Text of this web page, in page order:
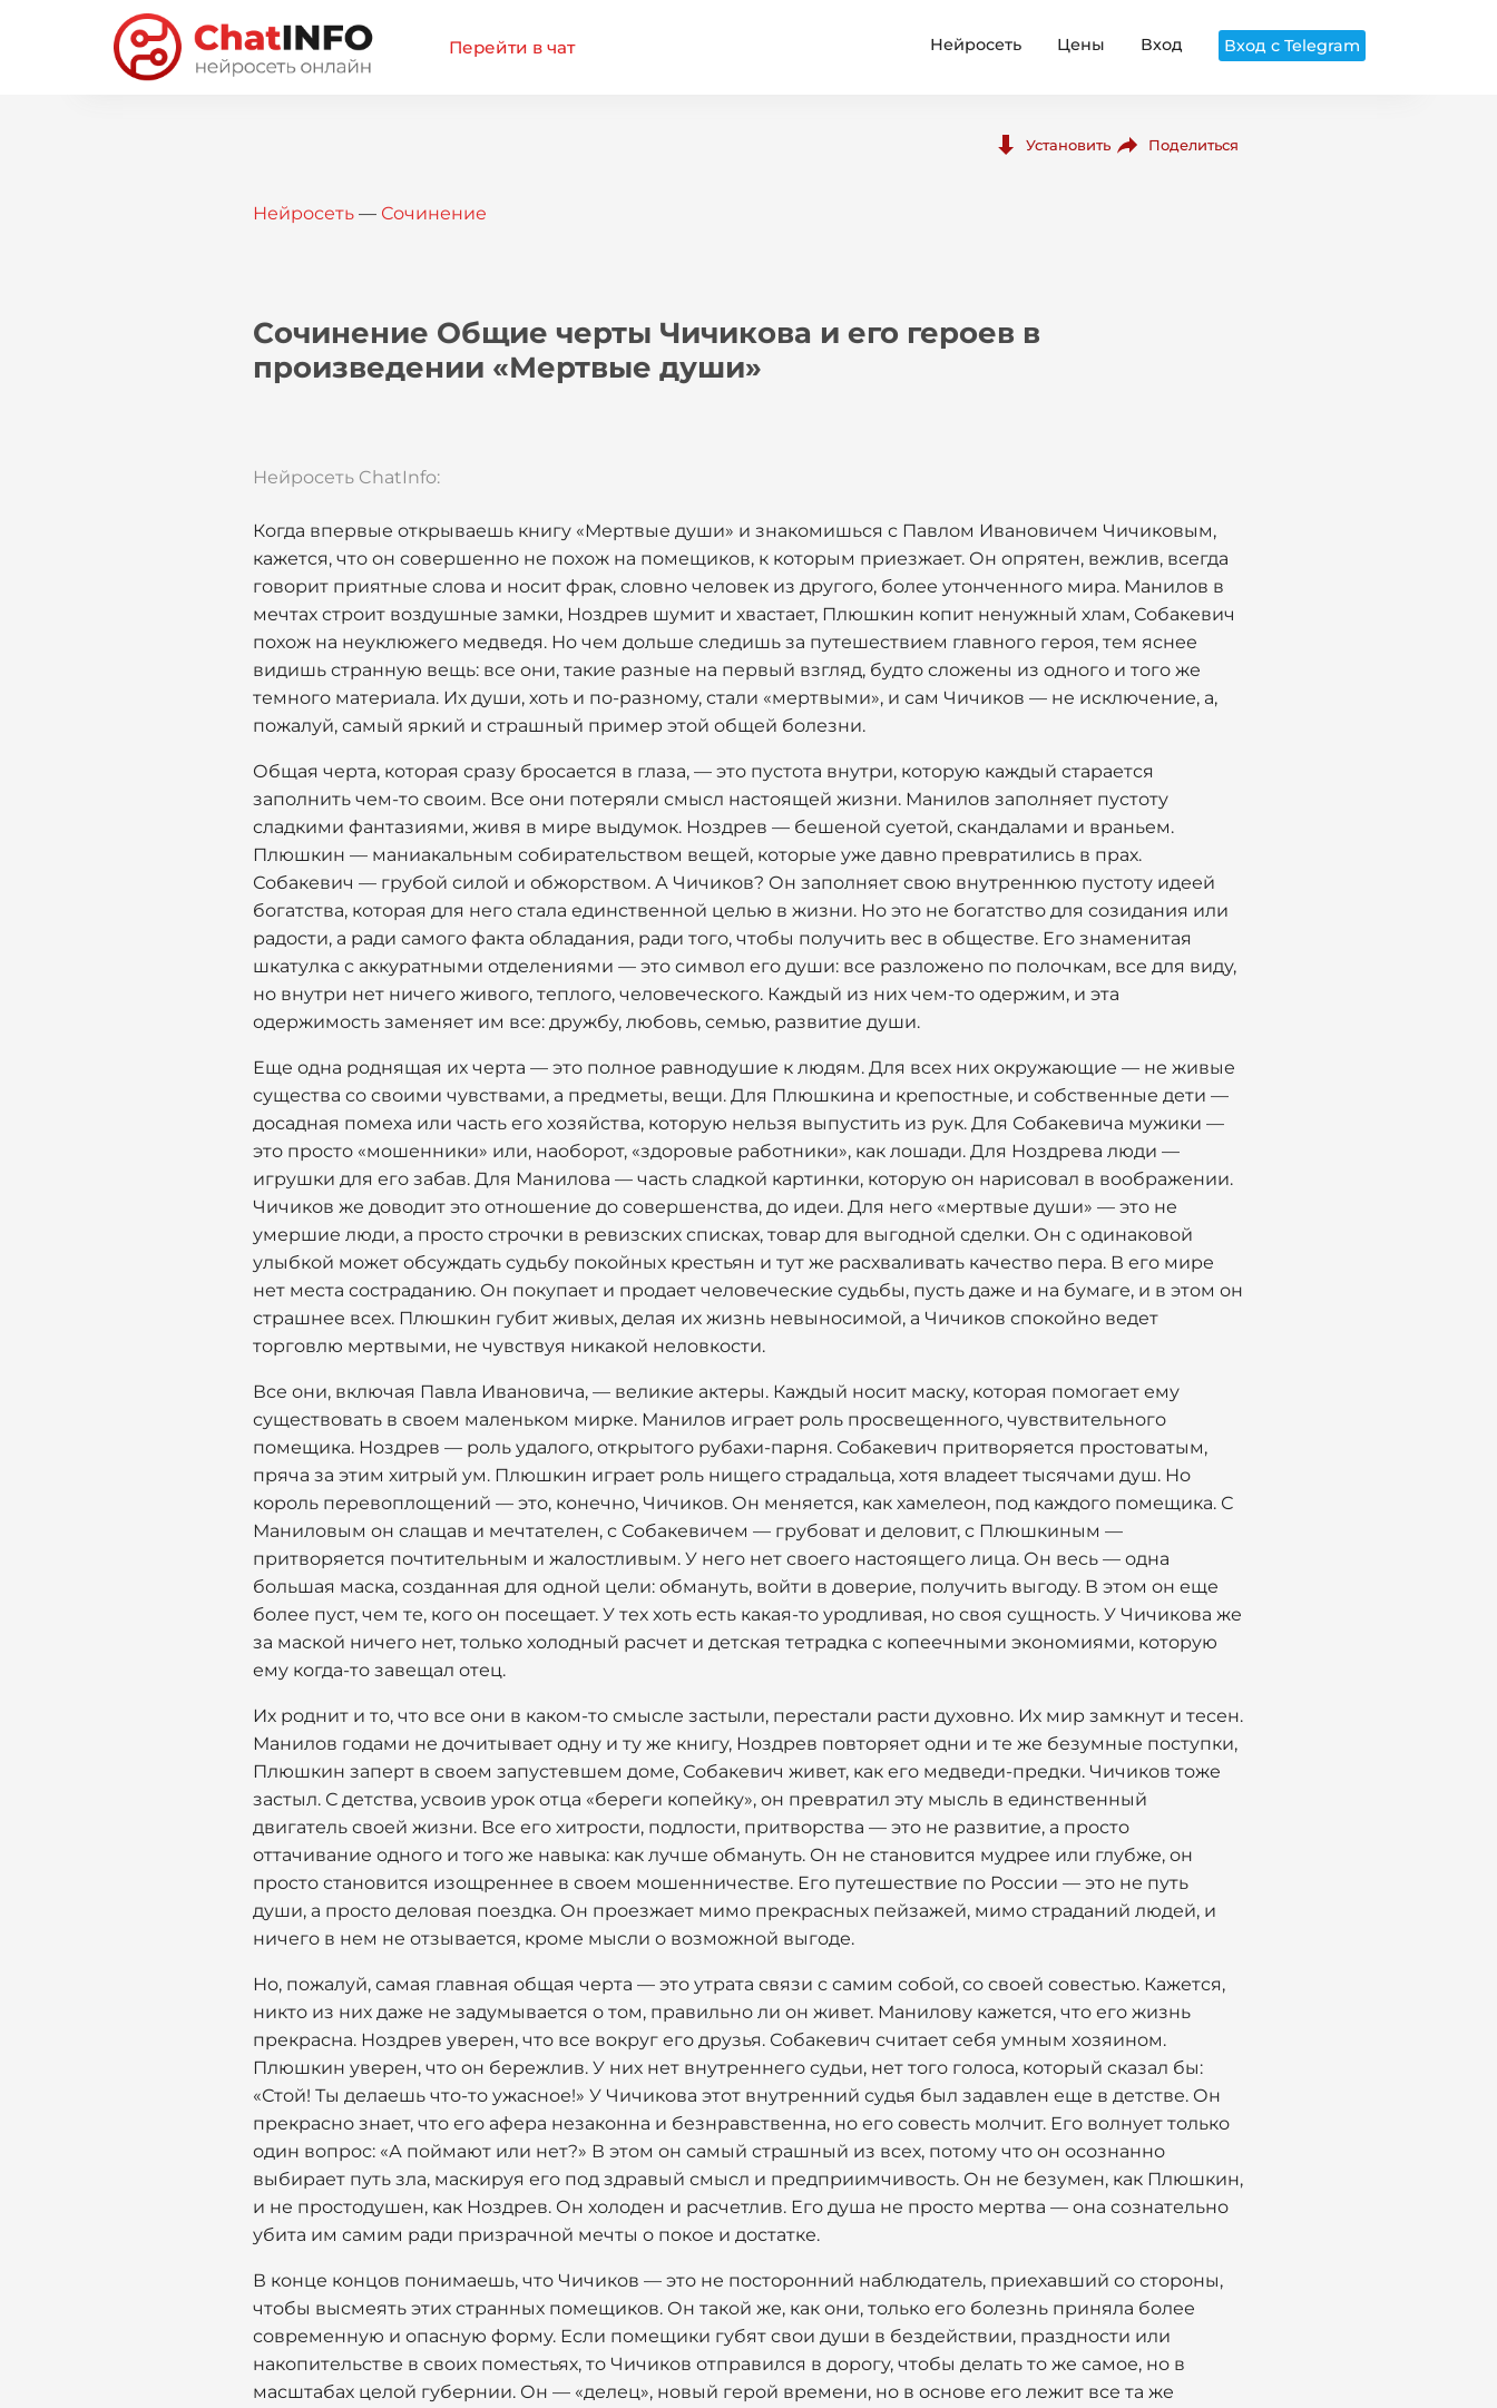
Перейти в чат Нейросеть Цены Вход Вход с Telegram
Установить Поделиться
Нейросеть — Сочинение
Сочинение Общие черты Чичикова и его героев в
произведении «Мертвые души»
Нейросеть ChatInfo:
Когда впервые открываешь книгу «Мертвые души» и знакомишься с Павлом Ивановичем Чичиковым,
кажется, что он совершенно не похож на помещиков, к которым приезжает. Он опрятен, вежлив, всегда
говорит приятные слова и носит фрак, словно человек из другого, более утонченного мира. Манилов в
мечтах строит воздушные замки, Ноздрев шумит и хвастает, Плюшкин копит ненужный хлам, Собакевич
похож на неуклюжего медведя. Но чем дольше следишь за путешествием главного героя, тем яснее
видишь странную вещь: все они, такие разные на первый взгляд, будто сложены из одного и того же
темного материала. Их души, хоть и по-разному, стали «мертвыми», и сам Чичиков — не исключение, а,
пожалуй, самый яркий и страшный пример этой общей болезни.
Общая черта, которая сразу бросается в глаза, — это пустота внутри, которую каждый старается
заполнить чем-то своим. Все они потеряли смысл настоящей жизни. Манилов заполняет пустоту
сладкими фантазиями, живя в мире выдумок. Ноздрев — бешеной суетой, скандалами и враньем.
Плюшкин — маниакальным собирательством вещей, которые уже давно превратились в прах.
Собакевич — грубой силой и обжорством. А Чичиков? Он заполняет свою внутреннюю пустоту идеей
богатства, которая для него стала единственной целью в жизни. Но это не богатство для созидания или
радости, а ради самого факта обладания, ради того, чтобы получить вес в обществе. Его знаменитая
шкатулка с аккуратными отделениями — это символ его души: все разложено по полочкам, все для виду,
но внутри нет ничего живого, теплого, человеческого. Каждый из них чем-то одержим, и эта
одержимость заменяет им все: дружбу, любовь, семью, развитие души.
Еще одна роднящая их черта — это полное равнодушие к людям. Для всех них окружающие — не живые
существа со своими чувствами, а предметы, вещи. Для Плюшкина и крепостные, и собственные дети —
досадная помеха или часть его хозяйства, которую нельзя выпустить из рук. Для Собакевича мужики —
это просто «мошенники» или, наоборот, «здоровые работники», как лошади. Для Ноздрева люди —
игрушки для его забав. Для Манилова — часть сладкой картинки, которую он нарисовал в воображении.
Чичиков же доводит это отношение до совершенства, до идеи. Для него «мертвые души» — это не
умершие люди, а просто строчки в ревизских списках, товар для выгодной сделки. Он с одинаковой
улыбкой может обсуждать судьбу покойных крестьян и тут же расхваливать качество пера. В его мире
нет места состраданию. Он покупает и продает человеческие судьбы, пусть даже и на бумаге, и в этом он
страшнее всех. Плюшкин губит живых, делая их жизнь невыносимой, а Чичиков спокойно ведет
торговлю мертвыми, не чувствуя никакой неловкости.
Все они, включая Павла Ивановича, — великие актеры. Каждый носит маску, которая помогает ему
существовать в своем маленьком мирке. Манилов играет роль просвещенного, чувствительного
помещика. Ноздрев — роль удалого, открытого рубахи-парня. Собакевич притворяется простоватым,
пряча за этим хитрый ум. Плюшкин играет роль нищего страдальца, хотя владеет тысячами душ. Но
король перевоплощений — это, конечно, Чичиков. Он меняется, как хамелеон, под каждого помещика. С
Маниловым он слащав и мечтателен, с Собакевичем — грубоват и деловит, с Плюшкиным —
притворяется почтительным и жалостливым. У него нет своего настоящего лица. Он весь — одна
большая маска, созданная для одной цели: обмануть, войти в доверие, получить выгоду. В этом он еще
более пуст, чем те, кого он посещает. У тех хоть есть какая-то уродливая, но своя сущность. У Чичикова же
за маской ничего нет, только холодный расчет и детская тетрадка с копеечными экономиями, которую
ему когда-то завещал отец.
Их роднит и то, что все они в каком-то смысле застыли, перестали расти духовно. Их мир замкнут и тесен.
Манилов годами не дочитывает одну и ту же книгу, Ноздрев повторяет одни и те же безумные поступки,
Плюшкин заперт в своем запустевшем доме, Собакевич живет, как его медведи-предки. Чичиков тоже
застыл. С детства, усвоив урок отца «береги копейку», он превратил эту мысль в единственный
двигатель своей жизни. Все его хитрости, подлости, притворства — это не развитие, а просто
оттачивание одного и того же навыка: как лучше обмануть. Он не становится мудрее или глубже, он
просто становится изощреннее в своем мошенничестве. Его путешествие по России — это не путь
души, а просто деловая поездка. Он проезжает мимо прекрасных пейзажей, мимо страданий людей, и
ничего в нем не отзывается, кроме мысли о возможной выгоде.
Но, пожалуй, самая главная общая черта — это утрата связи с самим собой, со своей совестью. Кажется,
никто из них даже не задумывается о том, правильно ли он живет. Манилову кажется, что его жизнь
прекрасна. Ноздрев уверен, что все вокруг его друзья. Собакевич считает себя умным хозяином.
Плюшкин уверен, что он бережлив. У них нет внутреннего судьи, нет того голоса, который сказал бы:
«Стой! Ты делаешь что-то ужасное!» У Чичикова этот внутренний судья был задавлен еще в детстве. Он
прекрасно знает, что его афера незаконна и безнравственна, но его совесть молчит. Его волнует только
один вопрос: «А поймают или нет?» В этом он самый страшный из всех, потому что он осознанно
выбирает путь зла, маскируя его под здравый смысл и предприимчивость. Он не безумен, как Плюшкин,
и не простодушен, как Ноздрев. Он холоден и расчетлив. Его душа не просто мертва — она сознательно
убита им самим ради призрачной мечты о покое и достатке.
В конце концов понимаешь, что Чичиков — это не посторонний наблюдатель, приехавший со стороны,
чтобы высмеять этих странных помещиков. Он такой же, как они, только его болезнь приняла более
современную и опасную форму. Если помещики губят свои души в бездействии, праздности или
накопительстве в своих поместьях, то Чичиков отправился в дорогу, чтобы делать то же самое, но в
масштабах целой губернии. Он — «делец», новый герой времени, но в основе его лежит все та же